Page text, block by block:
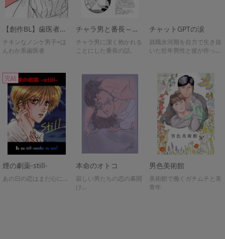
【創作BL】歯医者が怖い男が歯医者に行く話
チキンなノンケ男子×ほ
んわか系歯医者
チャラ男と番長～初夜編～
チャラ男に潔く抱かれる
ことにした番長の話。
チャットGPTの涙
就職氷河期を自力で生き抜
いた壮年男性と彼が作った
完結
煙の劇薬-still-
あの日の恋はまだ心に…
本命のオトコ
寂しい男たちの恋の幕開
け…
男色美術館
美術館で働くガチムチと美
青年